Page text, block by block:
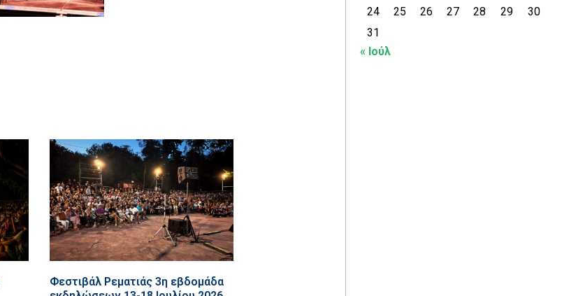
Φεστιβάλ Ρεματιάς 3η εβδομάδα
24
25 26 27 28 29
30
31
« Ιούλ